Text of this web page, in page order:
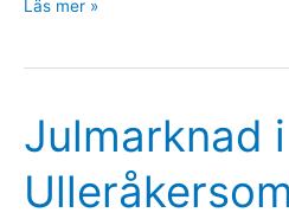
Karlsro
den
Läs mer »
Julmarknad i